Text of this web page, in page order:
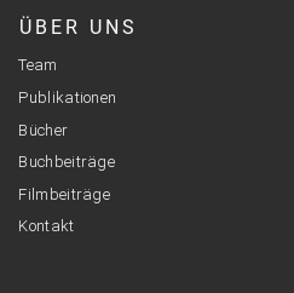
ÜBER UNS
Team
Publikationen
Bücher
Buchbeiträge
Filmbeiträge
Kontakt